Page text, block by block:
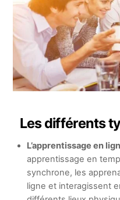
Les différents
L’apprentissage en
apprentissage en
synchrone, les
ligne et interagissent